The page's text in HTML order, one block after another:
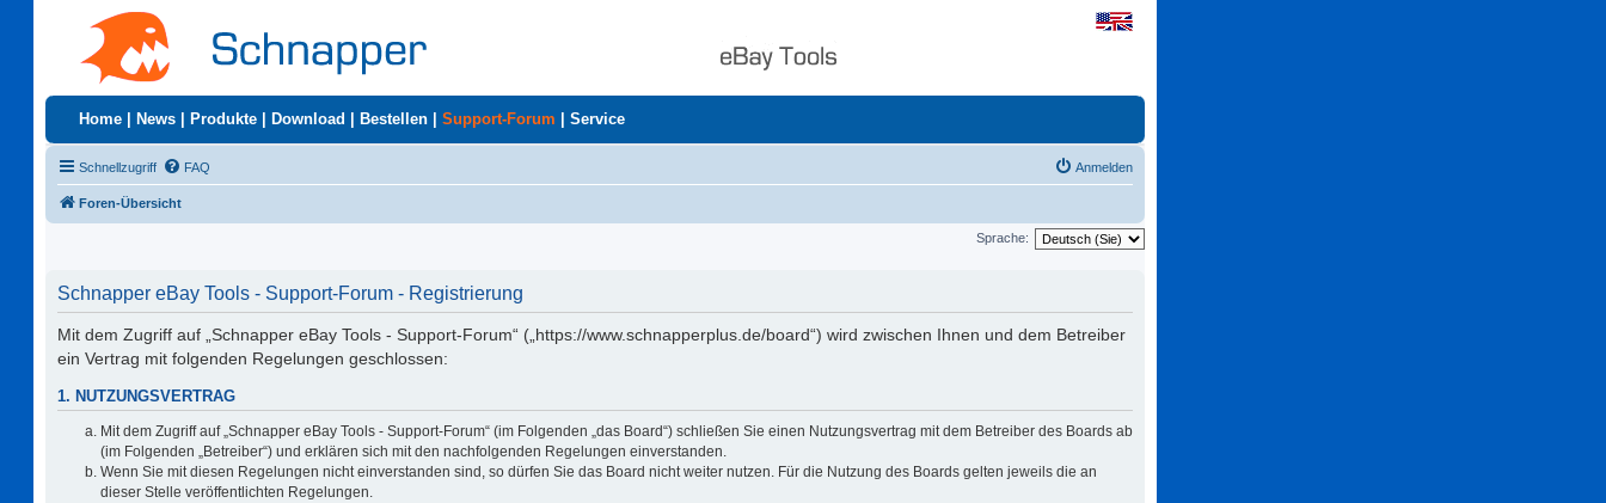
Home News Produkte Download Bestellen Support-Forum Service
Schnellzugriff FAQ Anmelden
Foren-Übersicht
Sprache:
Schnapper eBay Tools - Support-Forum - Registrierung
Mit dem Zugriff auf „Schnapper eBay Tools - Support-Forum“ („https://www.schnapperplus.de/board“) wird zwischen Ihnen und dem Betreiber
ein Vertrag mit folgenden Regelungen geschlossen:
1. NUTZUNGSVERTRAG
Mit dem Zugriff auf „Schnapper eBay Tools - Support-Forum“ (im Folgenden „das Board“) schließen Sie einen Nutzungsvertrag mit dem Betreiber des Boards ab
(im Folgenden „Betreiber“) und erklären sich mit den nachfolgenden Regelungen einverstanden.
Wenn Sie mit diesen Regelungen nicht einverstanden sind, so dürfen Sie das Board nicht weiter nutzen. Für die Nutzung des Boards gelten jeweils die an
dieser Stelle veröffentlichten Regelungen.